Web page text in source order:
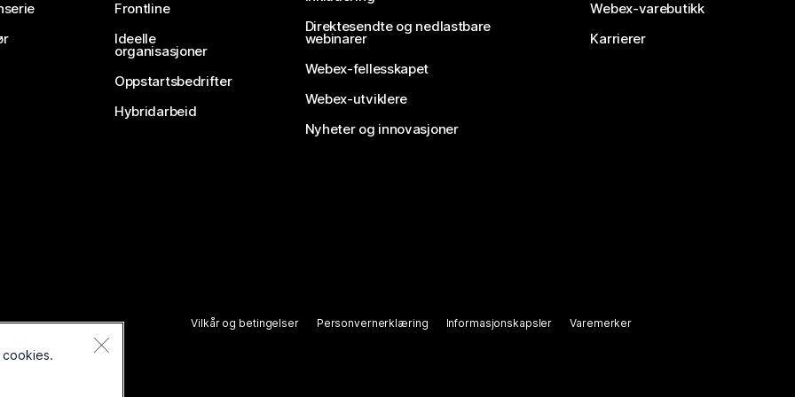
Frontline
Ideelle
organisasjoner
Oppstartsbedrifter
Hybridarbeid
Direktesendte og nedlastbare
webinarer
Webex-fellesskapet
Webex-utviklere
Nyheter og innovasjoner
Webex-varebutikk
Karrierer
Vilkår og betingelser Personvernerklæring Informasjonskapsler Varemerker